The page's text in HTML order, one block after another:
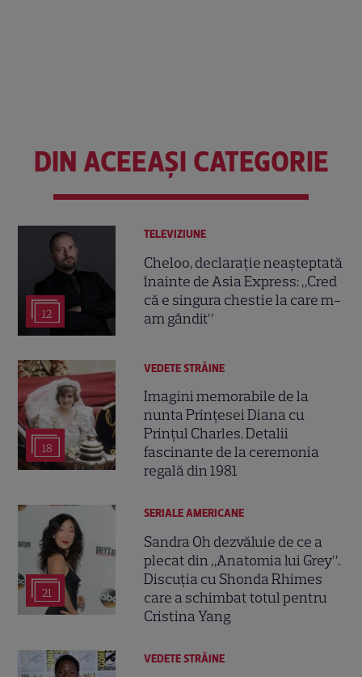
DIN ACEEAȘI CATEGORIE
12
TELEVIZIUNE
Cheloo, declarație neașteptată
înainte de Asia Express: „Cred
că e singura chestie la care m-
am gândit”
18
VEDETE STRĂINE
Imagini memorabile de la
nunta Prințesei Diana cu
Prințul Charles. Detalii
fascinante de la ceremonia
regală din 1981
21
SERIALE AMERICANE
Sandra Oh dezvăluie de ce a
plecat din „Anatomia lui Grey”.
Discuția cu Shonda Rhimes
care a schimbat totul pentru
Cristina Yang
VEDETE STRĂINE